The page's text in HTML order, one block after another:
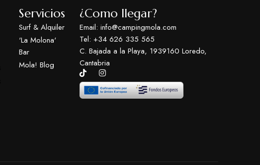
Servicios
Surf & Alquiler
'La Molona'
Bar
Mola! Blog
¿Como llegar?
Email: info@campingmola.com
Tel: +34 626 335 565
C. Bajada a la Playa, 1939160 Loredo,
Cantabria